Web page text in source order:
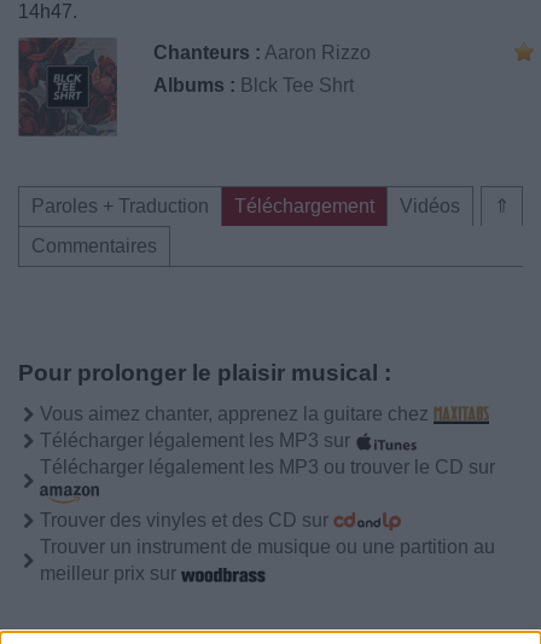
14h47.
Chanteurs : Aaron Rizzo
Albums : Blck Tee Shrt
⇑
Paroles + Traduction Téléchargement
Vidéos
Commentaires
Pour prolonger le plaisir musical :
Vous aimez chanter, apprenez la guitare chez
Télécharger légalement les MP3 sur
Télécharger légalement les MP3 ou trouver le CD sur
Trouver des vinyles et des CD sur
Trouver un instrument de musique ou une partition au
meilleur prix sur